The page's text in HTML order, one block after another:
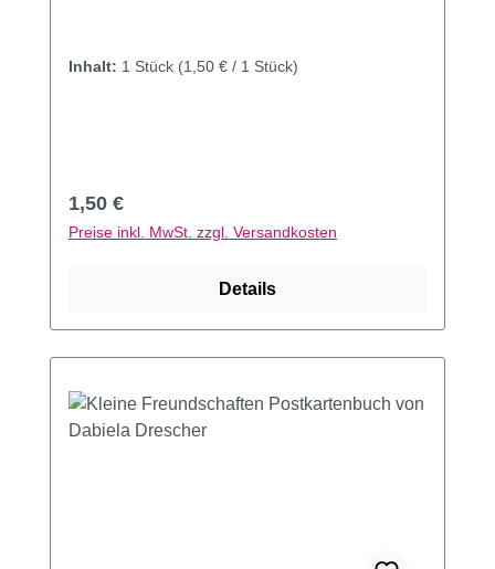
Inhalt: 1 Stück (1,50 € / 1 Stück)
Regulärer Preis:
1,50 €
Preise inkl. MwSt. zzgl. Versandkosten
Details